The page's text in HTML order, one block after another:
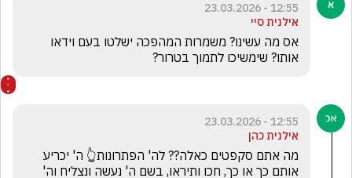
12:55 - 23.03.2026
אילנית סיי
אותו? שימשיכו לתמוך בטרור?
12:55 - 23.03.2026
אילנית כהן